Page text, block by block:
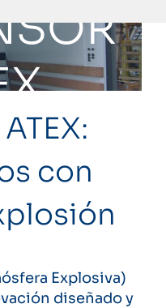
con
Explosiva)
diseñado y